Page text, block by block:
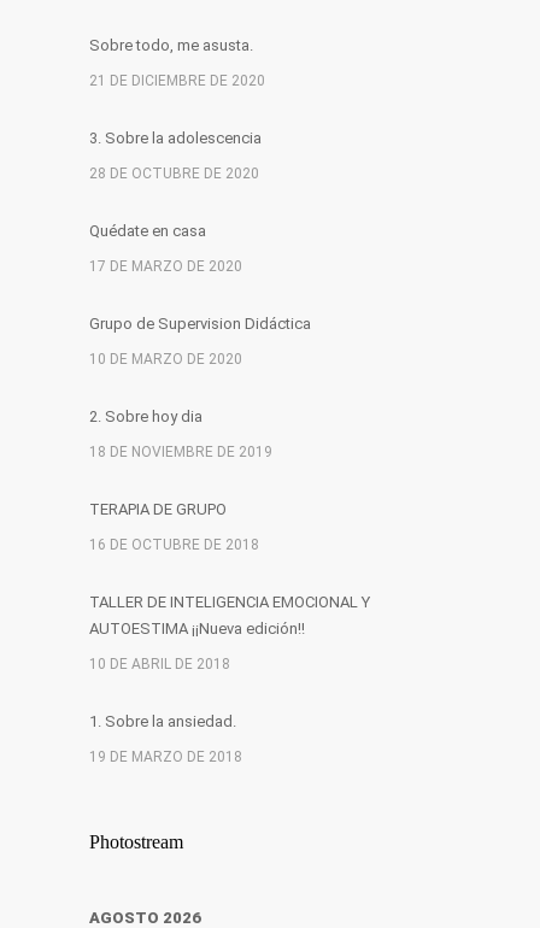
Sobre todo, me asusta.
21 DE DICIEMBRE DE 2020
3. Sobre la adolescencia
28 DE OCTUBRE DE 2020
Quédate en casa
17 DE MARZO DE 2020
Grupo de Supervision Didáctica
10 DE MARZO DE 2020
2. Sobre hoy dia
18 DE NOVIEMBRE DE 2019
TERAPIA DE GRUPO
16 DE OCTUBRE DE 2018
TALLER DE INTELIGENCIA EMOCIONAL Y
AUTOESTIMA ¡¡Nueva edición!!
10 DE ABRIL DE 2018
1. Sobre la ansiedad.
19 DE MARZO DE 2018
Photostream
AGOSTO 2026